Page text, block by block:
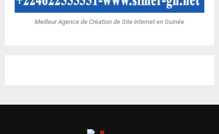
Meilleur Agence de Création de Site Internet en Guinée